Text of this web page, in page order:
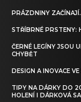
PRÁZDNINY
STŘÍBRNÉ PRSTENY:
ČERNÉ LEGÍNY JSOU
CHYBĚT
DESIGN A INOVACE
TIPY NA DÁRKY DO
HOLENÍ I DÁRKOVÁ